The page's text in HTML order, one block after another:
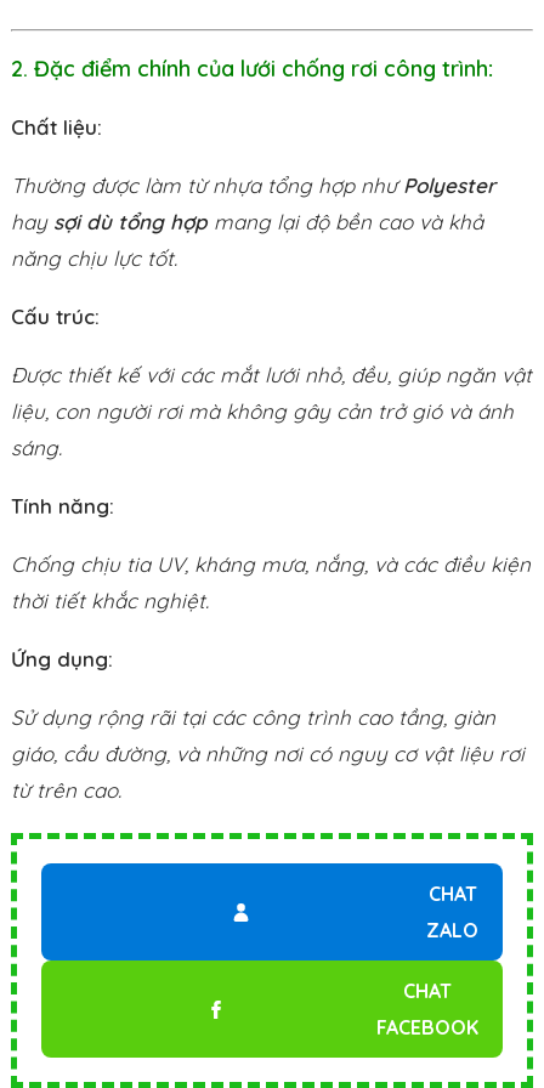
2. Đặc điểm chính của lưới chống rơi công trình:
Chất liệu:
Thường được làm từ nhựa tổng hợp nhưPolyester
hay sợi dù tổng hợp mang lại độ bền cao và khả
năng chịu lực tốt.
Cấu trúc:
Được thiết kế với các mắt lưới nhỏ, đều, giúp ngăn vật
liệu, con người rơi mà không gây cản trở gió và ánh
sáng.
Tính năng:
Chống chịu tia UV, kháng mưa, nắng, và các điều kiện
thời tiết khắc nghiệt.
Ứng dụng:
Sử dụng rộng rãi tại các công trình cao tầng, giàn
giáo, cầu đường, và những nơi có nguy cơ vật liệu rơi
từ trên cao.
CHAT
ZALO
CHAT
FACEBOOK